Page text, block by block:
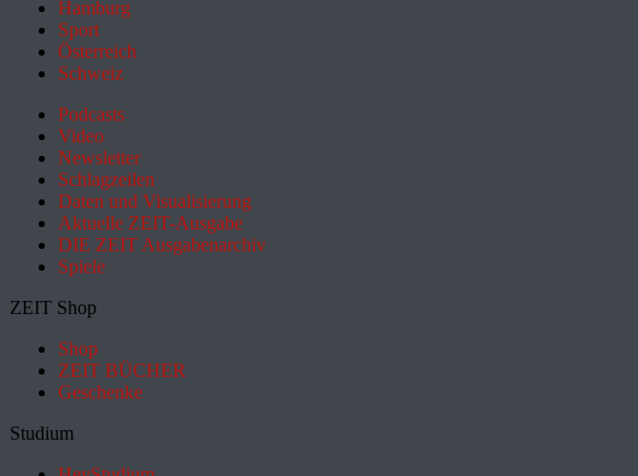
Hamburg
Sport
Österreich
Schweiz
Podcasts
Video
Newsletter
Schlagzeilen
Daten und Visualisierung
Aktuelle ZEIT-Ausgabe
DIE ZEIT Ausgabenarchiv
Spiele
ZEIT Shop
Shop
ZEIT BÜCHER
Geschenke
Studium